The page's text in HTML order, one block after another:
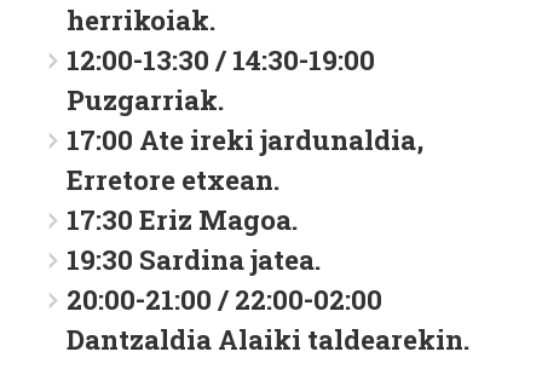
herrikoiak.
12:00-13:30 / 14:30-19:00
Puzgarriak.
17:00 Ate ireki jardunaldia,
Erretore etxean.
17:30 Eriz Magoa.
19:30 Sardina jatea.
20:00-21:00 / 22:00-02:00
Dantzaldia Alaiki taldearekin.